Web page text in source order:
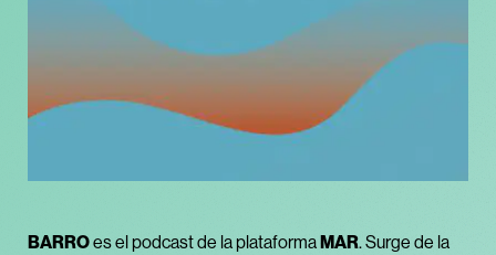
BARROes el podcast de la plataformaMAR. Surge de la